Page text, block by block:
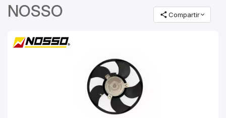
NOSSO Compartir